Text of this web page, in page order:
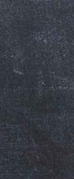
Skip
links
Skip
to
navigation
Skip
to
content